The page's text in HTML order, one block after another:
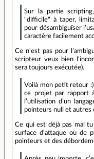
Sur la partie
"difficile" à taper,
pour désambiguïser
caractère facilement
Ce n'est pas pour
scripteur veux bien
sera toujours exécutée).
Voilà mon petit retour
ce projet par rapport
l’utilisation d’un
pointeurs null et autres
Ce qui est déjà pas mal
surface d'attaque ou de
pointeurs et des